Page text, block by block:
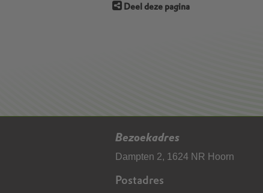
Deel deze pagina
Bezoekadres
Dampten 2, 1624 NR Hoorn
Postadres